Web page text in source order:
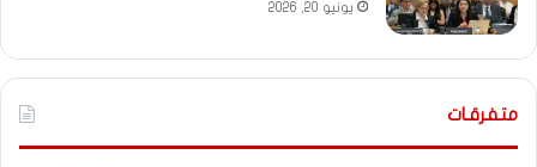
يونيو 20, 2026
متفرقـات